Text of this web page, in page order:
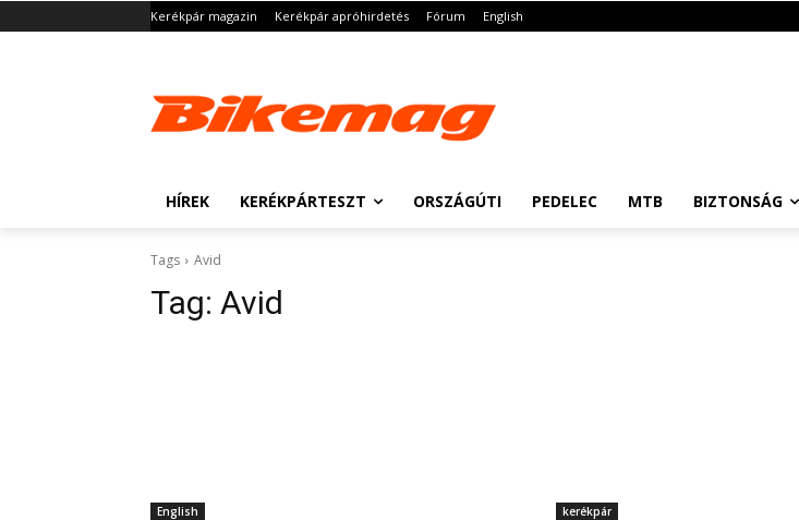
Kerékpár magazin Kerékpár apróhirdetés Fórum English
HÍREK KERÉKPÁRTESZT ORSZÁGÚTI PEDELEC MTB BIZTONSÁG
Tags Avid
Tag: Avid
English kerékpár